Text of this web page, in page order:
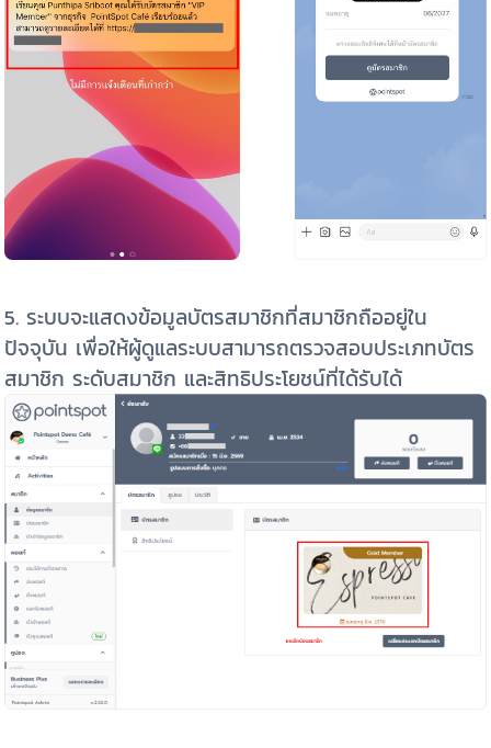
5. ระบบจะแสดงข้อมูลบัตรสมาชิกที่สมาชิกถืออยู่ใน
ปัจจุบัน เพื่อให้ผู้ดูแลระบบสามารถตรวจสอบประเภทบัตร
สมาชิก ระดับสมาชิก และสิทธิประโยชน์ที่ได้รับได้